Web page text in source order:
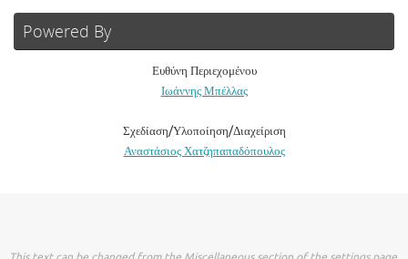
Powered By
Ευθύνη Περιεχομένου
Ιωάννης Μπέλλας
Σχεδίαση/Υλοποίηση/Διαχείριση
Αναστάσιος Χατζηπαπαδόπουλος